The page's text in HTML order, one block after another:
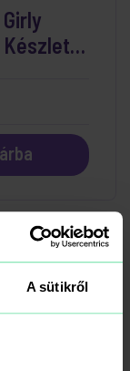
A sütikről
6
Színes